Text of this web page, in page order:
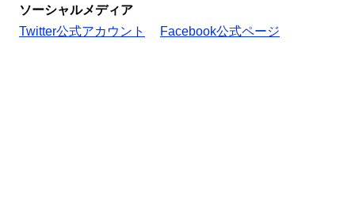
ソーシャルメディア
Twitter公式アカウント
Facebook公式ページ